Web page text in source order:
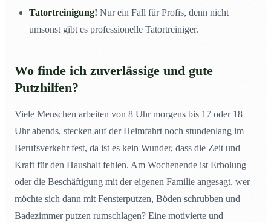
Tatortreinigung! Nur ein Fall für Profis, denn nicht
umsonst gibt es professionelle Tatortreiniger.
Wo finde ich zuverlässige und gute
Putzhilfen?
Viele Menschen arbeiten von 8 Uhr morgens bis 17 oder 18
Uhr abends, stecken auf der Heimfahrt noch stundenlang im
Berufsverkehr fest, da ist es kein Wunder, dass die Zeit und
Kraft für den Haushalt fehlen. Am Wochenende ist Erholung
oder die Beschäftigung mit der eigenen Familie angesagt, wer
möchte sich dann mit Fensterputzen, Böden schrubben und
Badezimmer putzen rumschlagen? Eine motivierte und